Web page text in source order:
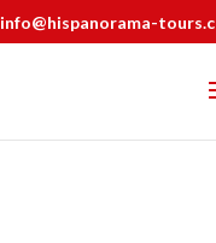
info@hispanorama-